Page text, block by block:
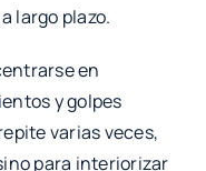
largo plazo.
en
y golpes
varias veces,
para interiorizar